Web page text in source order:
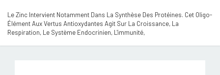
Le Zinc Intervient Notamment Dans La Synthèse Des Protéines. Cet Oligo-
Élément Aux Vertus Antioxydantes Agit Sur La Croissance, La
Respiration, Le Système Endocrinien, L'immunité,